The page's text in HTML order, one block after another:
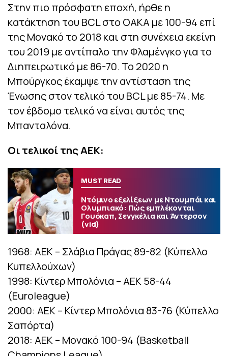
Στην πιο πρόσφατη εποχή, ήρθε η
κατάκτηση του BCL στο ΟΑΚΑ με 100-94 επί
της Μονακό το 2018 και στη συνέχεια εκείνη
του 2019 με αντίπαλο την Φλαμένγκο για το
Διηπειρωτικό με 86-70. Το 2020 η
Μπούργκος έκαμψε την αντίσταση της
Ένωσης στον τελικό του BCL με 85-74. Με
τον έβδομο τελικό να είναι αυτός της
Μπανταλόνα.
Οι τελικοί της ΑΕΚ:
MUST READ
Ντόμινο εξελίξεων με Ντουμπάι και
Ολυμπιακό: Πώς εμπλέκονται
Γουόκαπ, Σενγκέλια και Άντερσον
(vid)
1968: ΑΕΚ – Σλάβια Πράγας 89-82 (Κύπελλο
Κυπελλούχων)
1998: Κίντερ Μπολόνια – ΑΕΚ 58-44
(Euroleague)
2000: ΑΕΚ – Κίντερ Μπολόνια 83-76 (Κύπελλο
Σαπόρτα)
2018: ΑΕΚ – Μονακό 100-94 (Basketball